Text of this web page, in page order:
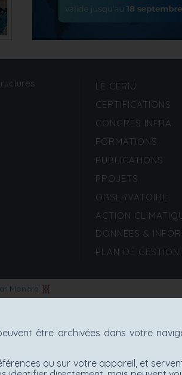
LE CERIU
CERTIFICATIONS
CONGRÈS INFRA
FORMATIONS
PUBLICATIONS
PROJETS
OBSERVATOIRE
ACTION
DONNÉES &
PLAN DE
Monarq
être archivées dans votre
ou sur votre appareil, et